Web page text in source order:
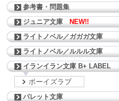
参考書・問題集
ジュニア文庫
NEW!!
ライトノベル／ガガガ文庫
ライトノベル／ルルル文庫
イランイラン文庫 B+ LABEL
ボーイズラブ
パレット文庫